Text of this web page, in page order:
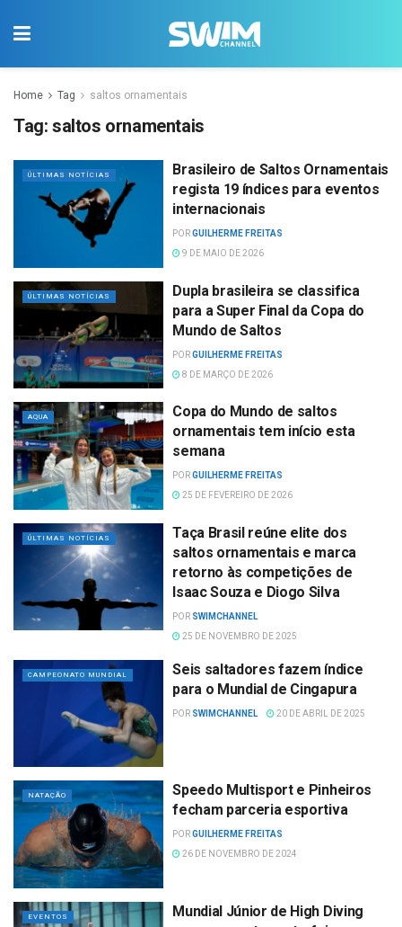
Home Tag saltos ornamentais
Tag: saltos ornamentais
ÚLTIMAS NOTÍCIAS
Brasileiro de Saltos Ornamentais
regista 19 índices para eventos
internacionais
PORGUILHERME FREITAS
9 DE MAIO DE 2026
ÚLTIMAS NOTÍCIAS
Dupla brasileira se classifica
para a Super Final da Copa do
Mundo de Saltos
PORGUILHERME FREITAS
8 DE MARÇO DE 2026
AQUA
Copa do Mundo de saltos
ornamentais tem início esta
semana
PORGUILHERME FREITAS
25 DE FEVEREIRO DE 2026
ÚLTIMAS NOTÍCIAS
Taça Brasil reúne elite dos
saltos ornamentais e marca
retorno às competições de
Isaac Souza e Diogo Silva
POR SWIMCHANNEL
25 DE NOVEMBRO DE 2025
CAMPEONATO MUNDIAL
Seis saltadores fazem índice
para o Mundial de Cingapura
POR SWIMCHANNEL 20 DE ABRIL DE 2025
NATAÇÃO
Speedo Multisport e Pinheiros
fecham parceria esportiva
PORGUILHERME FREITAS
26 DE NOVEMBRO DE 2024
EVENTOS
Mundial Júnior de High Diving